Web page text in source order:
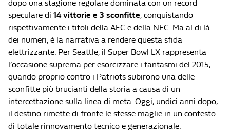
dopo una stagione regolare dominata con un record
speculare di 14 vittorie e 3 sconfitte, conquistando
rispettivamente i titoli della AFC e della NFC. Ma al di là
dei numeri, è la narrativa a rendere questa sfida
elettrizzante. Per Seattle, il Super Bowl LX rappresenta
l’occasione suprema per esorcizzare i fantasmi del 2015,
quando proprio contro i Patriots subirono una delle
sconfitte più brucianti della storia a causa di un
intercettazione sulla linea di meta. Oggi, undici anni dopo,
il destino rimette di fronte le stesse maglie in un contesto
di totale rinnovamento tecnico e generazionale.